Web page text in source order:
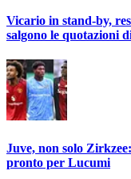
Vicario in stand-by,
salgono le quotazioni
Juve, non solo
pronto per Lucumi